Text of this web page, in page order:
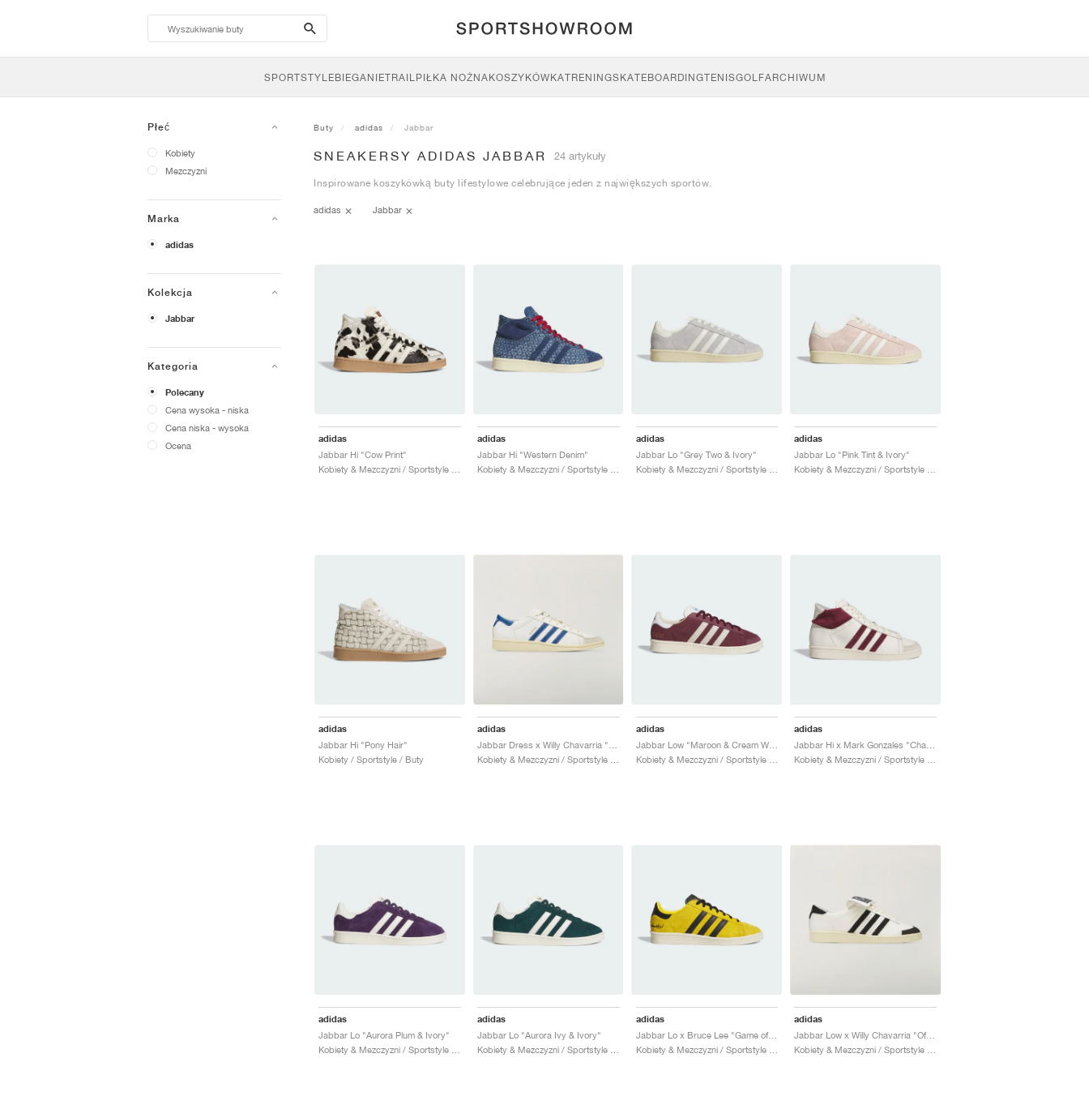
search-
btn
SPORTSTYLEBIEGANIETRAILPIŁKA NOŻNAKOSZYKÓWKATRENINGSKATEBOARDINGTENISGOLFARCHIWUM
Płeć
Kobiety
Mezczyzni
Marka
adidas
Kolekcja
Jabbar
Kategoria
Polecany
Cena wysoka - niska
Cena niska - wysoka
Ocena
Buty adidas Jabbar
SNEAKERSY ADIDAS JABBAR 24 artykuły
Inspirowane koszykówką buty lifestylowe celebrujące jeden z największych sportów.
adidas Jabbar
adidas
Jabbar Hi "Cow Print"
adidas
Jabbar Hi "Western Denim"
adidas
Jabbar Lo "Grey Two & Ivory"
adidas
Jabbar Lo "Pink Tint & Ivory"
adidas
Jabbar Hi "Pony Hair"
Kobiety / Sportstyle / Buty
adidas adidas
Jabbar Low "Maroon & Cream White"
adidas
adidas
Jabbar Lo "Aurora Plum & Ivory"
adidas
Jabbar Lo "Aurora Ivy & Ivory"
adidas
Jabbar Lo x Bruce Lee "Game of Death"
adidas
Jabbar Low x Willy Chavarria "Off White & Core Black"